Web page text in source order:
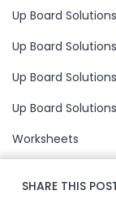
SHARE THIS
Up Board
Up Board
Up Board
Up Board
Worksheets
Archives